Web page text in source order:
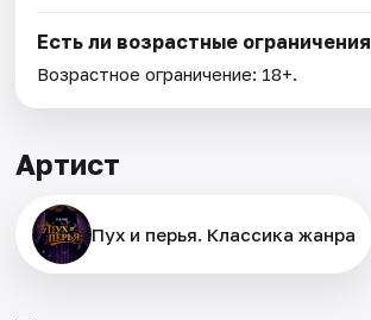
Есть ли возрастные
Возрастное ограничение: 18+.
Артист
Пух и перья. Классика жанра